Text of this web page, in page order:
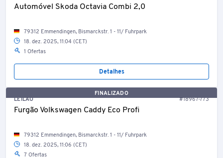
Automóvel Skoda Octavia Combi 2,0
79312 Emmendingen, Bismarckstr. 1 - 11/ Fuhrpark
18. dez. 2025, 11:04 (CET)
1 Ofertas
Detalhes
FINALIZADO
LEILÃO
#18967-773
Furgão Volkswagen Caddy Eco Profi
79312 Emmendingen, Bismarckstr. 1 - 11/ Fuhrpark
18. dez. 2025, 11:06 (CET)
7 Ofertas